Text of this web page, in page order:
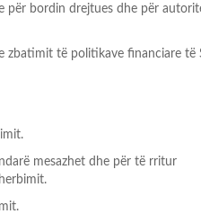
për bordin drejtues dhe për
zbatimit të politikave financiare të
mesazhet dhe për të rritur